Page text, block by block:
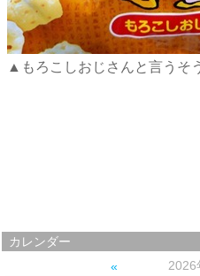
▲もろこしおじさんと言うそ
カレンダー
2026